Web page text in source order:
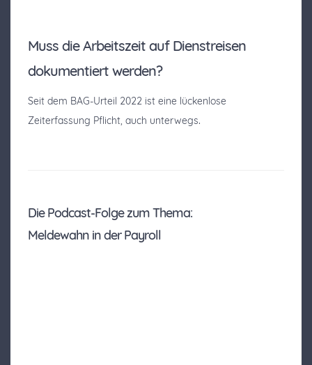
Muss die Arbeitszeit auf Dienstreisen
dokumentiert werden?
Seit dem BAG-Urteil 2022 ist eine lückenlose
Zeiterfassung Pflicht, auch unterwegs.
Die Podcast-Folge zum Thema:
Meldewahn in der Payroll